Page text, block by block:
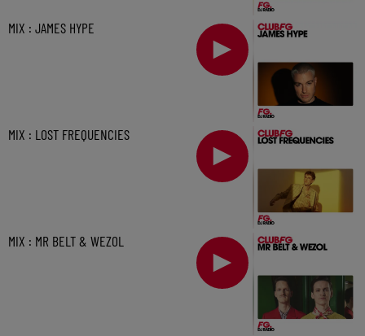
MIX : JAMES HYPE
MIX : LOST FREQUENCIES
MIX : MR BELT & WEZOL